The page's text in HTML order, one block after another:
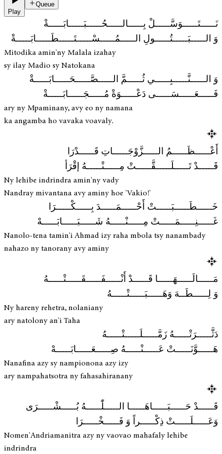
Play
Queue
نَـــــتَـــــوَسَّـــــلْ بِـــــالـــــحُـــــبَـــــابَـــــةْ
وَ الـــــبَـــــتُـــــولِ الـــــمُـــــسْـــــتَـــــطَـــــابَـــــةْ
Mitodika amin'ny Malala izahay
sy ilay Madio sy Natokana
وَ الـــــنَّـــــبِـــــي ثُـــــمَّ الـــــصَّـــــحَـــــابَـــــةْ
فَـــــعَـــــسَـــــى دَعْـــــوَةْ مُـــــجَـــــابَـــــةْ
ary ny Mpaminany, avy eo ny namana
ka angamba ho vavaka voavaly.
أَعْـــــظَـــــمُ الـــــزَّوْجَـــــاتِ قَـــــدْرَا
قَـــــدْ تَـــــلَـــــقَّـــــتْ مِـــــنْـــــهُ إقْرَأ
Ny lehibe indrindra amin'ny vady
Nandray mivantana avy aminy hoe 'Vakio!'
خَـــــطَـــــبَـــــتْ أَحْـــــمَـــــدَ بِـــــكْـــــرَا
غَـــــنِـــــمَـــــتْ مِـــــنْـــــهُ شَـــــبَـــــابَـــــهْ
Nanolo-tena tamin'i Ahmad izy raha mbola tsy nanambady
nahazo ny tanorany avy aminy
مَـــــالَـــــهَـــــا قَـــــدْ أَنْـــــفَـــــقَـــــتْـــــهُ
وَ لِـــــطَــهَ وَهَـــــبَـــــتْـــــهُ
Ny hareny rehetra, nolaniany
ary natolony an'i Taha
دَثَّـــــرَتْـــــهُ زَمَّـــــلَـــــتْـــــهُ
هَـــــوَّنَـــــتْ عَـــــنْـــــهُ صِـــــعَـــــابَـــــهْ
Nanafina azy sy nampionona azy izy
ary nampahatsotra ny fahasahiranany
قَـــــدْ حَـــــبَـــــاهَـــــا الـــــلّٰـــــهُ بُـــــشْـــــرَى
وَعَـــــلَـــــتْ ذِكْـــــراً وَ فَـــــخْـــــرَا
Nomen'Andriamanitra azy ny vaovao mahafaly lehibe
indrindra